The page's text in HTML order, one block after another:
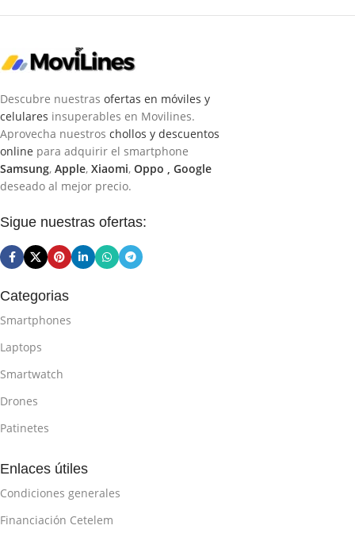
Descubre nuestras ofertas en móviles y
celulares insuperables en Movilines.
Aprovecha nuestros chollos y descuentos
online para adquirir el smartphone
Samsung, Apple, Xiaomi, Oppo , Google
deseado al mejor precio.
Sigue nuestras ofertas:
Categorias
Smartphones
Laptops
Smartwatch
Drones
Patinetes
Enlaces útiles
Condiciones generales
Financiación Cetelem